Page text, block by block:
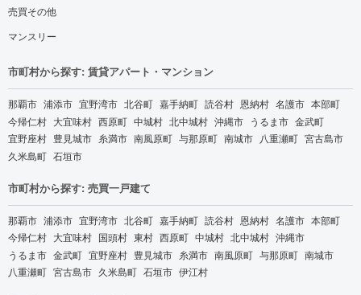
売買その他
マンスリー
市町村から探す: 賃貸アパート・マンション
那覇市 浦添市 宜野湾市 北谷町 嘉手納町 読谷村 恩納村 名護市 本部町
今帰仁村 大宜味村 西原町 中城村 北中城村 沖縄市 うるま市 金武町
宜野座村 豊見城市 糸満市 南風原町 与那原町 南城市 八重瀬町 宮古島市
久米島町 石垣市
市町村から探す: 売買一戸建て
那覇市 浦添市 宜野湾市 北谷町 嘉手納町 読谷村 恩納村 名護市 本部町
今帰仁村 大宜味村 国頭村 東村 西原町 中城村 北中城村 沖縄市
うるま市 金武町 宜野座村 豊見城市 糸満市 南風原町 与那原町 南城市
八重瀬町 宮古島市 久米島町 石垣市 伊江村